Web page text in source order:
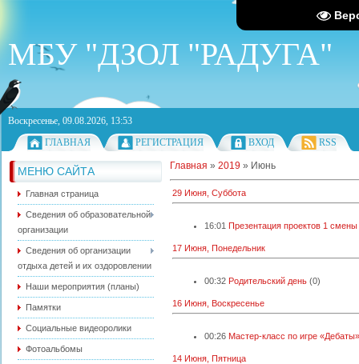
МБУ "ДЗОЛ "РАДУГА"
Воскресенье, 09.08.2026, 13:53
ГЛАВНАЯ
РЕГИСТРАЦИЯ ВХОД RSS
МЕНЮ САЙТА
Главная страница
Сведения об образовательной
организации
Сведения об организации
отдыха детей и их оздоровлении
Наши мероприятия (планы)
Памятки
Социальные видеоролики
Фотоальбомы
Главная » 2019 » Июнь
29 Июня, Суббота
16:01 Презентация проектов 1 смены
17 Июня, Понедельник
00:32 Родительский день (0)
16 Июня, Воскресенье
00:26 Мастер-класс по игре «Дебаты»
14 Июня, Пятница